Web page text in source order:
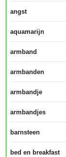
angst
aquamarijn
armband
armbanden
armbandje
armbandjes
barnsteen
bed en breakfast